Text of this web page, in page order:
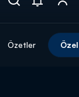
Özetler